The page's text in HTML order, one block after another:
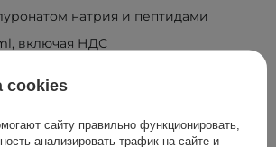
натрия и пептидами
, включая НДС
cookies
сайту правильно функционировать,
анализировать трафик на сайте и